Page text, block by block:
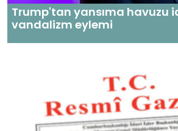
Trump'tan yansıma havuzu
vandalizm eylemi